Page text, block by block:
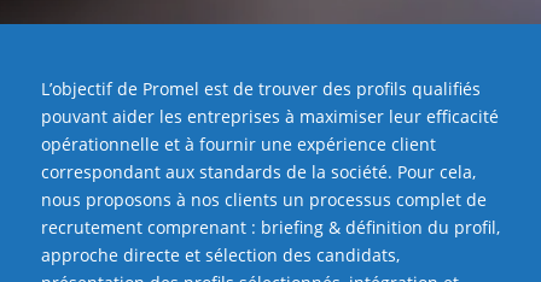
L’objectif de Promel est de trouver des profils qualifiés
pouvant aider les entreprises à maximiser leur efficacité
opérationnelle et à fournir une expérience client
correspondant aux standards de la société. Pour cela,
nous proposons à nos clients un processus complet de
recrutement comprenant : briefing & définition du profil,
approche directe et sélection des candidats,